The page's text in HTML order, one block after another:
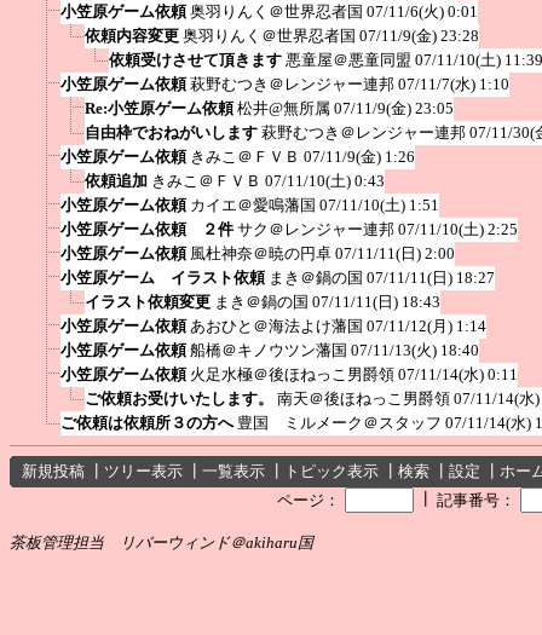
小笠原ゲーム依頼 奥羽りんく＠世界忍者国 07/11/6(火) 0:01
依頼内容変更 奥羽りんく＠世界忍者国 07/11/9(金) 23:28
依頼受けさせて頂きます 悪童屋＠悪童同盟 07/11/10(土) 11:39
小笠原ゲーム依頼 萩野むつき＠レンジャー連邦 07/11/7(水) 1:10
Re:小笠原ゲーム依頼 松井@無所属 07/11/9(金) 23:05
自由枠でおねがいします 萩野むつき＠レンジャー連邦 07/11/30(
小笠原ゲーム依頼 きみこ＠ＦＶＢ 07/11/9(金) 1:26
依頼追加 きみこ＠ＦＶＢ 07/11/10(土) 0:43
小笠原ゲーム依頼 カイエ＠愛鳴藩国 07/11/10(土) 1:51
小笠原ゲーム依頼 ２件 サク＠レンジャー連邦 07/11/10(土) 2:25
小笠原ゲーム依頼 風杜神奈＠暁の円卓 07/11/11(日) 2:00
小笠原ゲーム イラスト依頼 まき＠鍋の国 07/11/11(日) 18:27
イラスト依頼変更 まき＠鍋の国 07/11/11(日) 18:43
小笠原ゲーム依頼 あおひと＠海法よけ藩国 07/11/12(月) 1:14
小笠原ゲーム依頼 船橋＠キノウツン藩国 07/11/13(火) 18:40
小笠原ゲーム依頼 火足水極＠後ほねっこ男爵領 07/11/14(水) 0:11
ご依頼お受けいたします。
南天＠後ほねっこ男爵領 07/11/14(水
ご依頼は依頼所３の方へ 豊国 ミルメーク＠スタッフ 07/11/14(水)
新規投稿 ツリー表示 一覧表示 トピック表示 検索 設定
ホー
ページ：
記事番号：
茶板管理担当 リバーウィンド＠akiharu国